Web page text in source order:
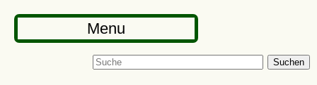
Menu
Suchen